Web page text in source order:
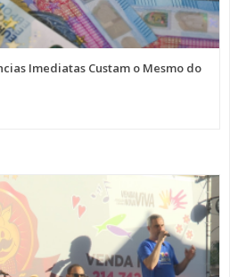
Imediatas Custam o Mesmo do